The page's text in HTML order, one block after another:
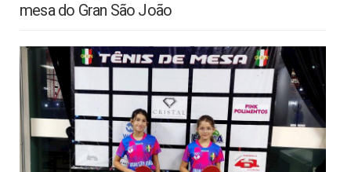
mesa do Gran São João